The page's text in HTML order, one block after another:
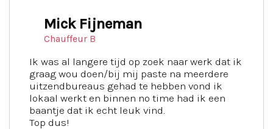
Mick Fijneman
Chauffeur B
Ik was al langere tijd op zoek naar werk dat ik
graag wou doen/bij mij paste na meerdere
uitzendbureaus gehad te hebben vond ik
lokaal werkt en binnen no time had ik een
baantje dat ik echt leuk vind.
Top dus!